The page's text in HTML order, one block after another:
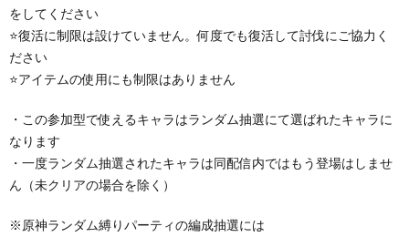
をしてください
⭐復活に制限は設けていません。何度でも復活して討伐にご協力く
ださい
⭐アイテムの使用にも制限はありません
・この参加型で使えるキャラはランダム抽選にて選ばれたキャラに
なります
・一度ランダム抽選されたキャラは同配信内ではもう登場はしませ
ん（未クリアの場合を除く）
※原神ランダム縛りパーティの編成抽選には